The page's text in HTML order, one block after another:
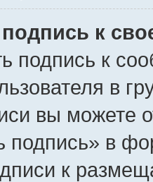
подпись к
подпись к
в
вы можете
подпись» в
к